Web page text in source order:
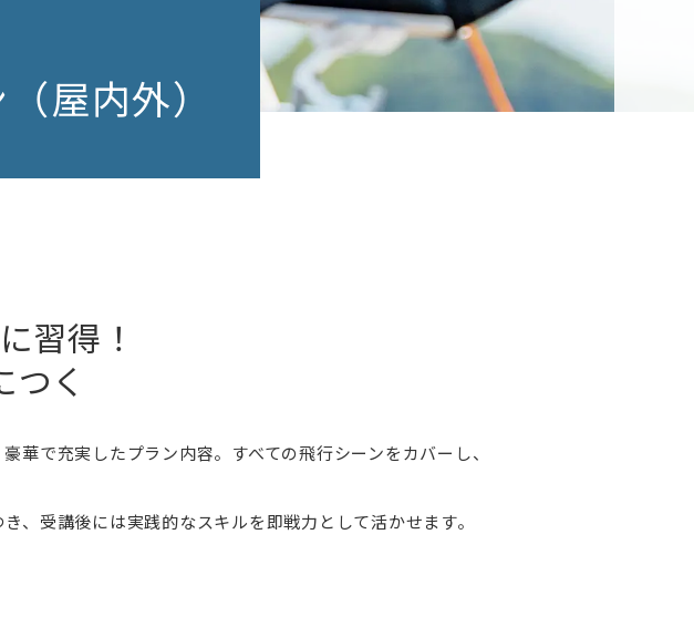
屋内外）
習得！
つく
華で充実したプラン内容。すべての飛行シーンをカバーし、
、受講後には実践的なスキルを即戦力として活かせます。